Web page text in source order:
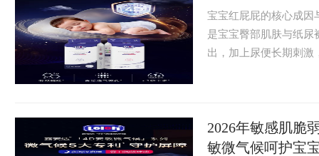
宝宝红屁屁的核心成因
是宝宝臀部肌肤与纸尿
出，加上尿便长期刺激
2026年敏感肌脆
敏微气候呵护宝